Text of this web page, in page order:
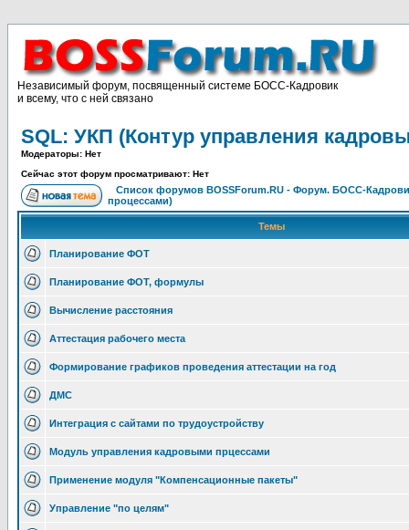
Независимый форум, посвященный системе БОСС-Кадровик
и всему, что с ней связано
SQL: УКП (Контур управления
Модераторы: Нет
Сейчас этот форум просматривают: Нет
Список форумов BOSSForum.RU - Форум. БОСС-
процессами)
Темы
Планирование ФОТ
Планирование ФОТ, формулы
Вычисление расстояния
Аттестация рабочего места
Формирование графиков проведения аттестации на год
ДМС
Интеграция с сайтами по трудоустройству
Модуль управления кадровыми прцессами
Применение модуля "Компенсационные пакеты"
Управление "по целям"